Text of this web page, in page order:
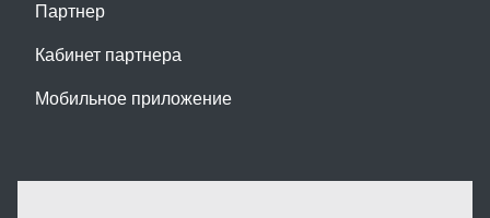
Партнер
Кабинет партнера
Мобильное приложение